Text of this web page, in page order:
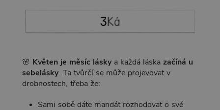
🌸 Květen je měsíc láskya každá láska začíná u
sebelásky. Ta tvůrčí se může projevovat v
drobnostech, třeba že:
Sami sobě dáte mandát rozhodovat o své